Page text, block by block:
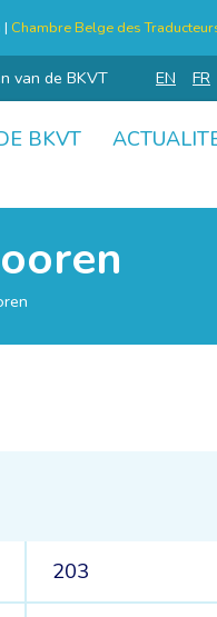
| Chambre Belge des
van de BKVT EN FR
BKVT
203